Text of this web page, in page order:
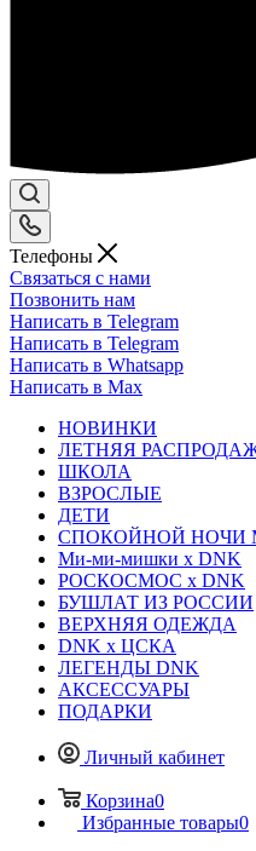
Телефоны
Связаться с нами
Позвонить нам
Написать в Telegram
Написать в Telegram
Написать в Whatsapp
Написать в Max
НОВИНКИ
ЛЕТНЯЯ
ШКОЛА
ВЗРОСЛЫЕ
ДЕТИ
СПОКОЙНОЙ
Ми-ми-мишки x DNK
РОСКОСМОС x DNK
БУШЛАТ ИЗ РОССИИ
ВЕРХНЯЯ ОДЕЖДА
DNK x ЦСКА
ЛЕГЕНДЫ DNK
АКСЕССУАРЫ
ПОДАРКИ
Личный кабинет
Корзина0
Избранные товары0